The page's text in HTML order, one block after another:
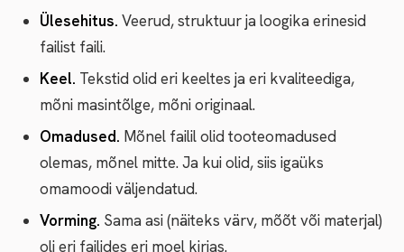
Ülesehitus. Veerud, struktuur ja loogika erinesid
failist faili.
Keel. Tekstid olid eri keeltes ja eri kvaliteediga,
mõni masintõlge, mõni originaal.
Omadused. Mõnel failil olid tooteomadused
olemas, mõnel mitte. Ja kui olid, siis igaüks
omamoodi väljendatud.
Vorming. Sama asi (näiteks värv, mõõt või materjal)
oli eri failides eri moel kirjas.